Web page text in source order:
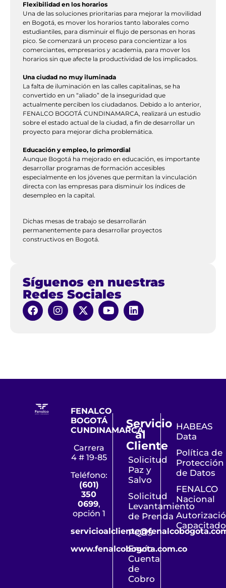
Flexibilidad en los horarios
Una de las soluciones prioritarias para mejorar la movilidad
en Bogotá, es mover los horarios tanto laborales como
estudiantiles, para disminuir el flujo de personas en horas
pico. Se comenzará un proceso para concientizar a los
comerciantes, empresarios y academia, para mover los
horarios sin que afecte la productividad de los implicados.
Una ciudad no muy iluminada
La falta de iluminación en las calles capitalinas, se ha
convertido en un “aliado” de la inseguridad que
actualmente perciben los ciudadanos. Debido a lo anterior,
FENALCO BOGOTÁ CUNDINAMARCA, realizará un estudio
sobre el estado actual de la ciudad, a fin de desarrollar un
proyecto para mejorar dicha problemática.
Educación y empleo, lo primordial
Aunque Bogotá ha mejorado en educación, es importante
desarrollar programas de formación accesibles
especialmente en los jóvenes que permitan la vinculación
directa con las empresas para disminuir los índices de
desempleo en la capital.
Dichas mesas de trabajo se desarrollarán
permanentemente para desarrollar proyectos
constructivos en Bogotá.
Síguenos en nuestras
Redes Sociales
FENALCO
BOGOTÁ
CUNDINAMARCA
Carrera
4 # 19-85
Teléfono:
(601)
350
0699,
opción 1
www.fenalcobogota.com.co
Servicio
al
Cliente
Solicitud
Paz y
Salvo
Solicitud
Levantamiento
de Prenda
PQRS
Envío
Cuenta
de
Cobro
HABEAS
Data
Política de
Protección
de Datos
FENALCO
Nacional